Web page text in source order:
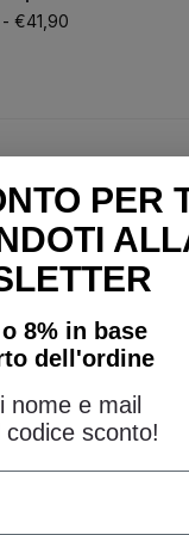
- €41,90
telefonica
PER
8% in base
dell'ordine
nome e mail
sconto!